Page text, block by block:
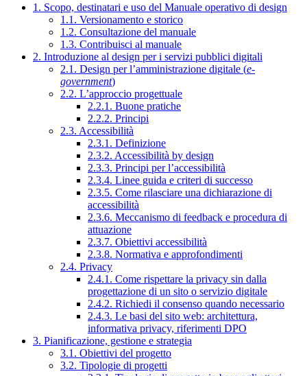
1. Scopo, destinatari e uso del Manuale operativo di design
1.1. Versionamento e storico
1.2. Consultazione del manuale
1.3. Contribuisci al manuale
2. Introduzione al design per i servizi pubblici digitali
2.1. Design per l’amministrazione digitale (e-
government)
2.2. L’approccio progettuale
2.2.1. Buone pratiche
2.2.2. Principi
2.3. Accessibilità
2.3.1. Definizione
2.3.2. Accessibilità by design
2.3.3. Principi per l’accessibilità
2.3.4. Linee guida e criteri di successo
2.3.5. Come rilasciare una dichiarazione di
accessibilità
2.3.6. Meccanismo di feedback e procedura di
attuazione
2.3.7. Obiettivi accessibilità
2.3.8. Normativa e approfondimenti
2.4. Privacy
2.4.1. Come rispettare la privacy sin dalla
progettazione di un sito o servizio digitale
2.4.2. Richiedi il consenso quando necessario
2.4.3. Le basi del sito web: architettura,
informativa privacy, riferimenti DPO
3. Pianificazione, gestione e strategia
3.1. Obiettivi del progetto
3.2. Tipologie di progetti